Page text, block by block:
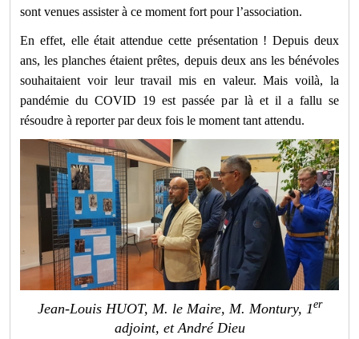
sont venues assister à ce moment fort pour l’association.
En effet, elle était attendue cette présentation ! Depuis deux
ans, les planches étaient prêtes, depuis deux ans les bénévoles
souhaitaient voir leur travail mis en valeur. Mais voilà, la
pandémie du COVID 19 est passée par là et il a fallu se
résoudre à reporter par deux fois le moment tant attendu.
Jean-Louis HUOT, M. le Maire, M. Montury, 1er
adjoint, et André Dieu